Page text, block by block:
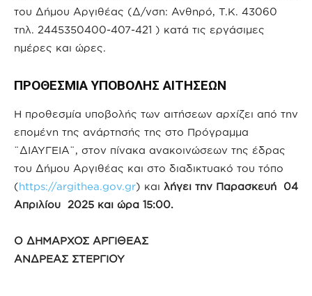
του Δήμου Αργιθέας (Δ/νση: Ανθηρό, Τ.Κ. 43060
τηλ. 2445350400-407-421 ) κατά τις εργάσιμες
ημέρες και ώρες.
ΠΡΟΘΕΣΜΙΑ ΥΠΟΒΟΛΗΣ ΑΙΤΗΣΕΩΝ
Η προθεσμία υποβολής των αιτήσεων αρχίζει από την
επομένη της ανάρτησής της στο Πρόγραμμα
¨ΔΙΑΥΓΕΙΑ¨, στον πίνακα ανακοινώσεων της έδρας
του Δήμου Αργιθέας και στο διαδικτυακό του τόπο
(https://argithea.gov.gr) και λήγει την Παρασκευή 04
Απριλίου 2025 και ώρα 15:00.
Ο ΔΗΜΑΡΧΟΣ ΑΡΓΙΘΕΑΣ
ΑΝΔΡΕΑΣ ΣΤΕΡΓΙΟΥ